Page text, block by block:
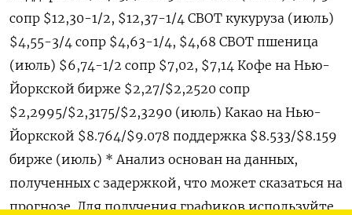
сопр $12,30-1/2, $12,37-1/4 CBOT кукуруза (июль)
$4,55-3/4 сопр $4,63-1/4, $4,68 CBOT пшеница
(июль) $6,74-1/2 сопр $7,02, $7,14 Кофе на Нью-
Йоркской бирже $2,27/$2,2520 сопр
$2,2995/$2,3175/$2,3290 (июль) Какао на Нью-
Йоркской $8.764/$9.078 поддержка $8.533/$8.159
бирже (июль) * Анализ основан на данных,
полученных с задержкой, что может сказаться на
прогнозе. Для получения графиков используйте